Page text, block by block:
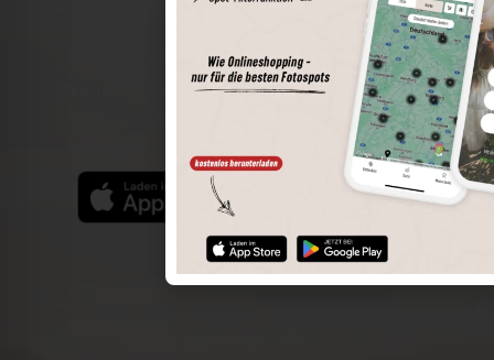
Spots speichern
Sonnenstände am Spot
Spotdetails
Filterfunktion
Finde die besten Fotospots noch einfacher mit unserer
App für iOS und Android und genieße einen größeren